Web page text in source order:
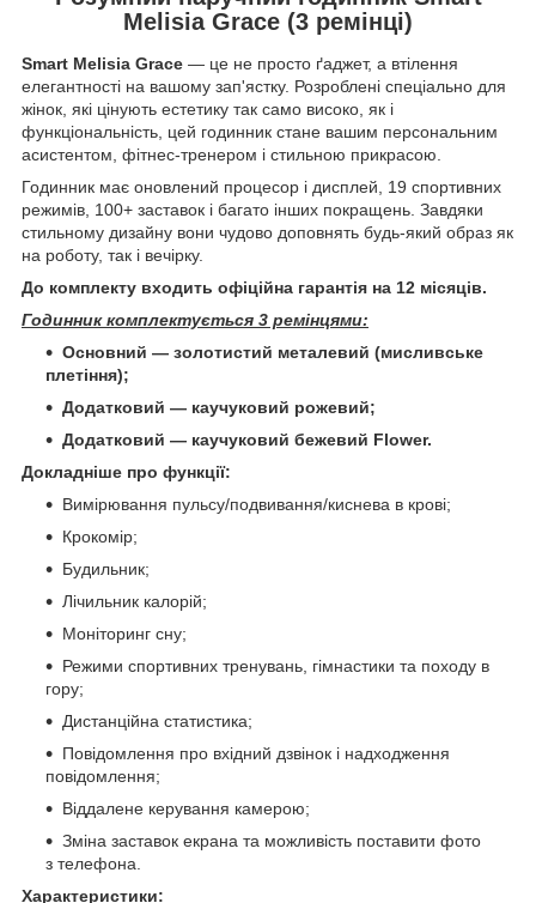
Melisia Grace (3 ремінці)
Smart Melisia Grace — це не просто ґаджет, а втілення
елегантності на вашому зап'ястку. Розроблені спеціально для
жінок, які цінують естетику так само високо, як і
функціональність, цей годинник стане вашим персональним
асистентом, фітнес-тренером і стильною прикрасою.
Годинник має оновлений процесор і дисплей, 19 спортивних
режимів, 100+ заставок і багато інших покращень. Завдяки
стильному дизайну вони чудово доповнять будь-який образ як
на роботу, так і вечірку.
До комплекту входить офіційна гарантія на 12 місяців.
Годинник комплектується 3 ремінцями:
Основний — золотистий металевий (мисливське
плетіння);
Додатковий — каучуковий рожевий;
Додатковий — каучуковий бежевий Flower.
Докладніше про функції:
Вимірювання пульсу/подвивання/киснева в крові;
Крокомір;
Будильник;
Лічильник калорій;
Моніторинг сну;
Режими спортивних тренувань, гімнастики та походу в
гору;
Дистанційна статистика;
Повідомлення про вхідний дзвінок і надходження
повідомлення;
Віддалене керування камерою;
Зміна заставок екрана та можливість поставити фото
з телефона.
Характеристики: